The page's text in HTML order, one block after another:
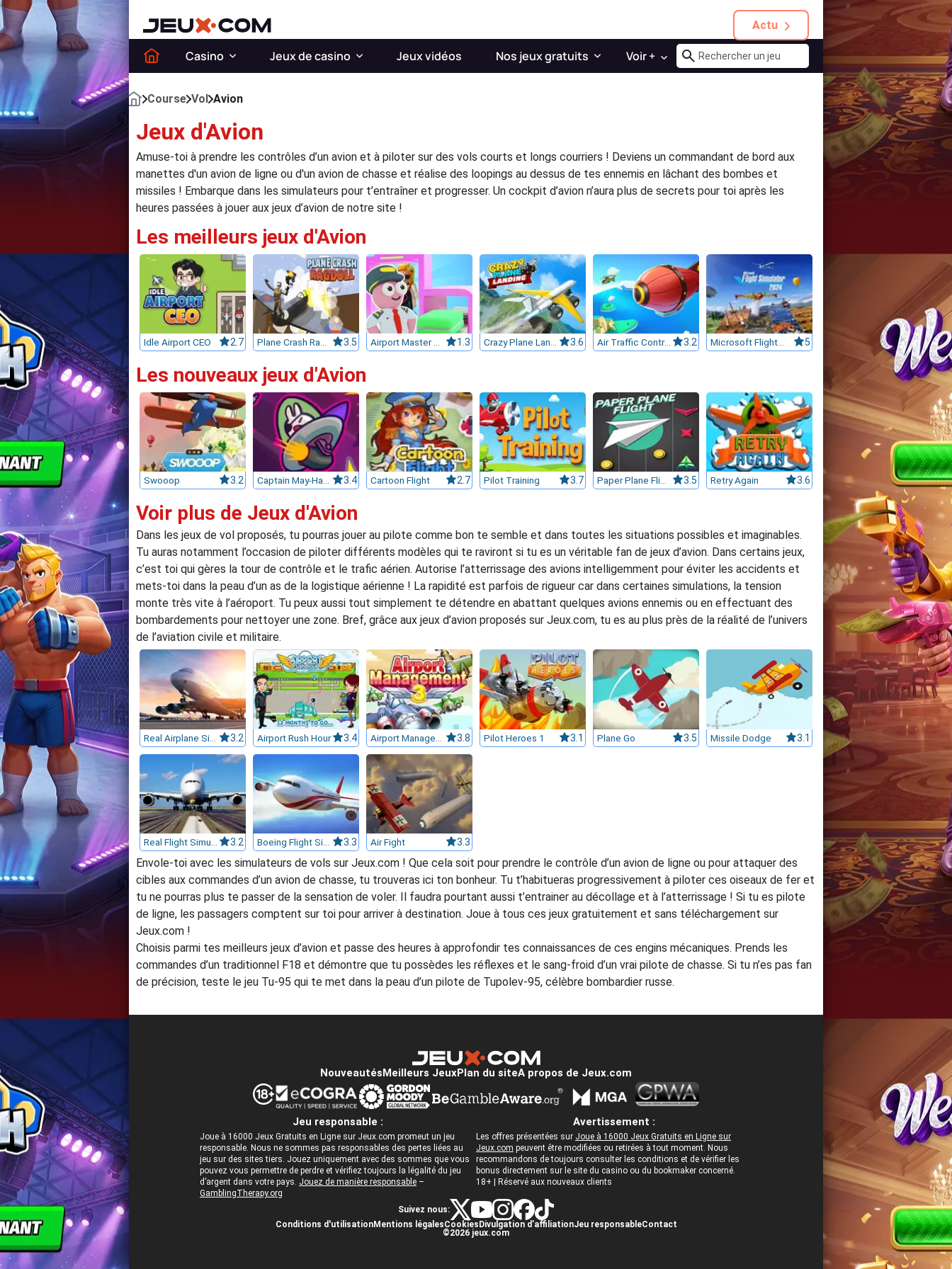
Actu
Casino Jeux de casino Jeux vidéos Nos jeux gratuits Voir +
Course Vol Avion
Jeux d'Avion
Amuse-toi à prendre les contrôles d’un avion et à piloter sur des vols courts et longs courriers ! Deviens un commandant de bord aux
manettes d'un avion de ligne ou d'un avion de chasse et réalise des loopings au dessus de tes ennemis en lâchant des bombes et
missiles ! Embarque dans les simulateurs pour t’entraîner et progresser. Un cockpit d’avion n’aura plus de secrets pour toi après les
heures passées à jouer aux jeux d’avion de notre site !
Les meilleurs jeux d'Avion
Idle Airport CEO 2.7 Plane Crash Ragdoll Simulator 3.5 Airport Master Plane Tycoon 1.3 Crazy Plane Landing 3.6 Air Traffic Controller 3.2 Microsoft Flight Simulator 2024 5
Les nouveaux jeux d'Avion
Swooop 3.2 Captain May-Ham VS The Bunny Invaders 12410 3.4 Cartoon Flight 2.7 Pilot Training 3.7 Paper Plane Flight 3.5 Retry Again 3.6
Voir plus de Jeux d'Avion
Dans les jeux de vol proposés, tu pourras jouer au pilote comme bon te semble et dans toutes les situations possibles et imaginables.
Tu auras notamment l’occasion de piloter différents modèles qui te raviront si tu es un véritable fan de jeux d’avion. Dans certains jeux,
c’est toi qui gères la tour de contrôle et le trafic aérien. Autorise l’atterrissage des avions intelligemment pour éviter les accidents et
mets-toi dans la peau d’un as de la logistique aérienne ! La rapidité est parfois de rigueur car dans certaines simulations, la tension
monte très vite à l’aéroport. Tu peux aussi tout simplement te détendre en abattant quelques avions ennemis ou en effectuant des
bombardements pour nettoyer une zone. Bref, grâce aux jeux d’avion proposés sur Jeux.com, tu es au plus près de la réalité de l’univers
de l’aviation civile et militaire.
3.2 Airport Rush Hour 3.4 3.8 Pilot Heroes 1 3.1 Plane Go 3.5 Missile Dodge 3.1
3.2 3.3 Air Fight 3.3
Envole-toi avec les simulateurs de vols sur Jeux.com ! Que cela soit pour prendre le contrôle d’un avion de ligne ou pour attaquer des
cibles aux commandes d’un avion de chasse, tu trouveras ici ton bonheur. Tu t’habitueras progressivement à piloter ces oiseaux de fer et
tu ne pourras plus te passer de la sensation de voler. Il faudra pourtant aussi t’entrainer au décollage et à l’atterrissage ! Si tu es pilote
de ligne, les passagers comptent sur toi pour arriver à destination. Joue à tous ces jeux gratuitement et sans téléchargement sur
Jeux.com !
Choisis parmi tes meilleurs jeux d’avion et passe des heures à approfondir tes connaissances de ces engins mécaniques. Prends les
commandes d’un traditionnel F18 et démontre que tu possèdes les réflexes et le sang-froid d’un vrai pilote de chasse. Si tu n’es pas fan
de précision, teste le jeu Tu-95 qui te met dans la peau d’un pilote de Tupolev-95, célèbre bombardier russe.
NouveautésMeilleurs JeuxPlan du siteA propos de Jeux.com
Jeu responsable :
Joue à 16000 Jeux Gratuits en Ligne sur Jeux.com promeut un jeu
responsable. Nous ne sommes pas responsables des pertes liées au
jeu sur des sites tiers. Jouez uniquement avec des sommes que vous
pouvez vous permettre de perdre et vérifiez toujours la légalité du jeu
d’argent dans votre pays. Jouez de manière responsable –
GamblingTherapy.org
Avertissement :
Les offres présentées sur Joue à 16000 Jeux Gratuits en Ligne sur
Jeux.com peuvent être modifiées ou retirées à tout moment. Nous
recommandons de toujours consulter les conditions et de vérifier les
bonus directement sur le site du casino ou du bookmaker concerné.
18+ | Réservé aux nouveaux clients
Suivez nous:
Conditions d'utilisationMentions légalesCookiesDivulgation d’affiliationJeu responsableContact
©2026 jeux.com